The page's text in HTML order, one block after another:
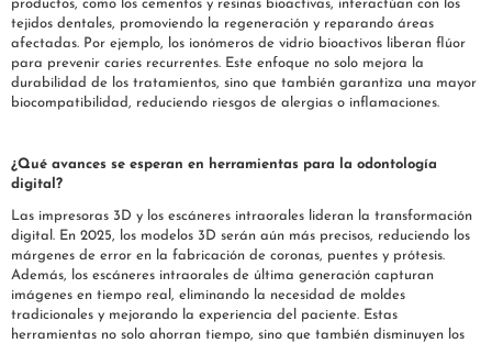
productos, como los cementos y resinas bioactivas, interactúan con los
tejidos dentales, promoviendo la regeneración y reparando áreas
afectadas. Por ejemplo, los ionómeros de vidrio bioactivos liberan flúor
para prevenir caries recurrentes. Este enfoque no solo mejora la
durabilidad de los tratamientos, sino que también garantiza una mayor
biocompatibilidad, reduciendo riesgos de alergias o inflamaciones.
¿Qué avances se esperan en herramientas para la odontología
digital?
Las impresoras 3D y los escáneres intraorales lideran la transformación
digital. En 2025, los modelos 3D serán aún más precisos, reduciendo los
márgenes de error en la fabricación de coronas, puentes y prótesis.
Además, los escáneres intraorales de última generación capturan
imágenes en tiempo real, eliminando la necesidad de moldes
tradicionales y mejorando la experiencia del paciente. Estas
herramientas no solo ahorran tiempo, sino que también disminuyen los